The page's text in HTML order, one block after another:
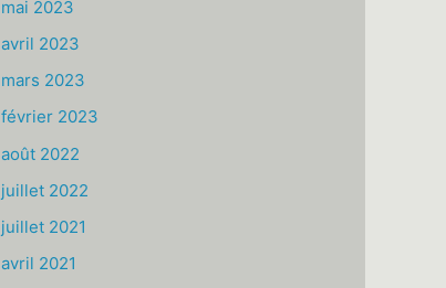
mai 2023
avril 2023
mars 2023
février 2023
août 2022
juillet 2022
juillet 2021
avril 2021